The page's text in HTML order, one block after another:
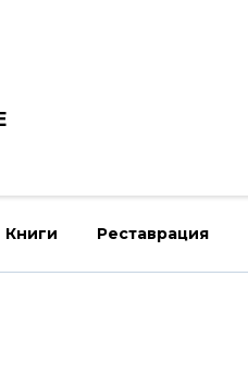
Книги Реставрация